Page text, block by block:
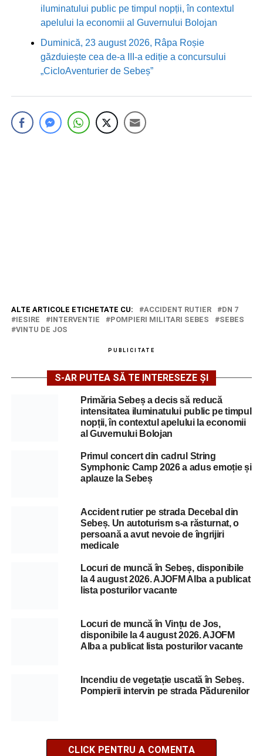
iluminatului public pe timpul nopții, în contextul
apelului la economii al Guvernului Bolojan
Duminică, 23 august 2026, Râpa Roșie
găzduiește cea de-a III-a ediție a concursului
„CicloAventurier de Sebeș”
ALTE ARTICOLE ETICHETATE CU: ACCIDENT RUTIER
DN 7
IESIRE
INTERVENTIE POMPIERI MILITARI SEBES
SEBES
VINTU DE JOS
PUBLICITATE
S-AR PUTEA SĂ TE INTERESEZE ȘI
Primăria Sebeș a decis să reducă
intensitatea iluminatului public pe timpul
nopții, în contextul apelului la economii
al Guvernului Bolojan
Primul concert din cadrul String
Symphonic Camp 2026 a adus emoție și
aplauze la Sebeș
Accident rutier pe strada Decebal din
Sebeș. Un autoturism s-a răsturnat, o
persoană a avut nevoie de îngrijiri
medicale
Locuri de muncă în Sebeș, disponibile
la 4 august 2026. AJOFM Alba a publicat
lista posturilor vacante
Locuri de muncă în Vințu de Jos,
disponibile la 4 august 2026. AJOFM
Alba a publicat lista posturilor vacante
Incendiu de vegetație uscată în Sebeș.
Pompierii intervin pe strada Pădurenilor
CLICK PENTRU A COMENTA